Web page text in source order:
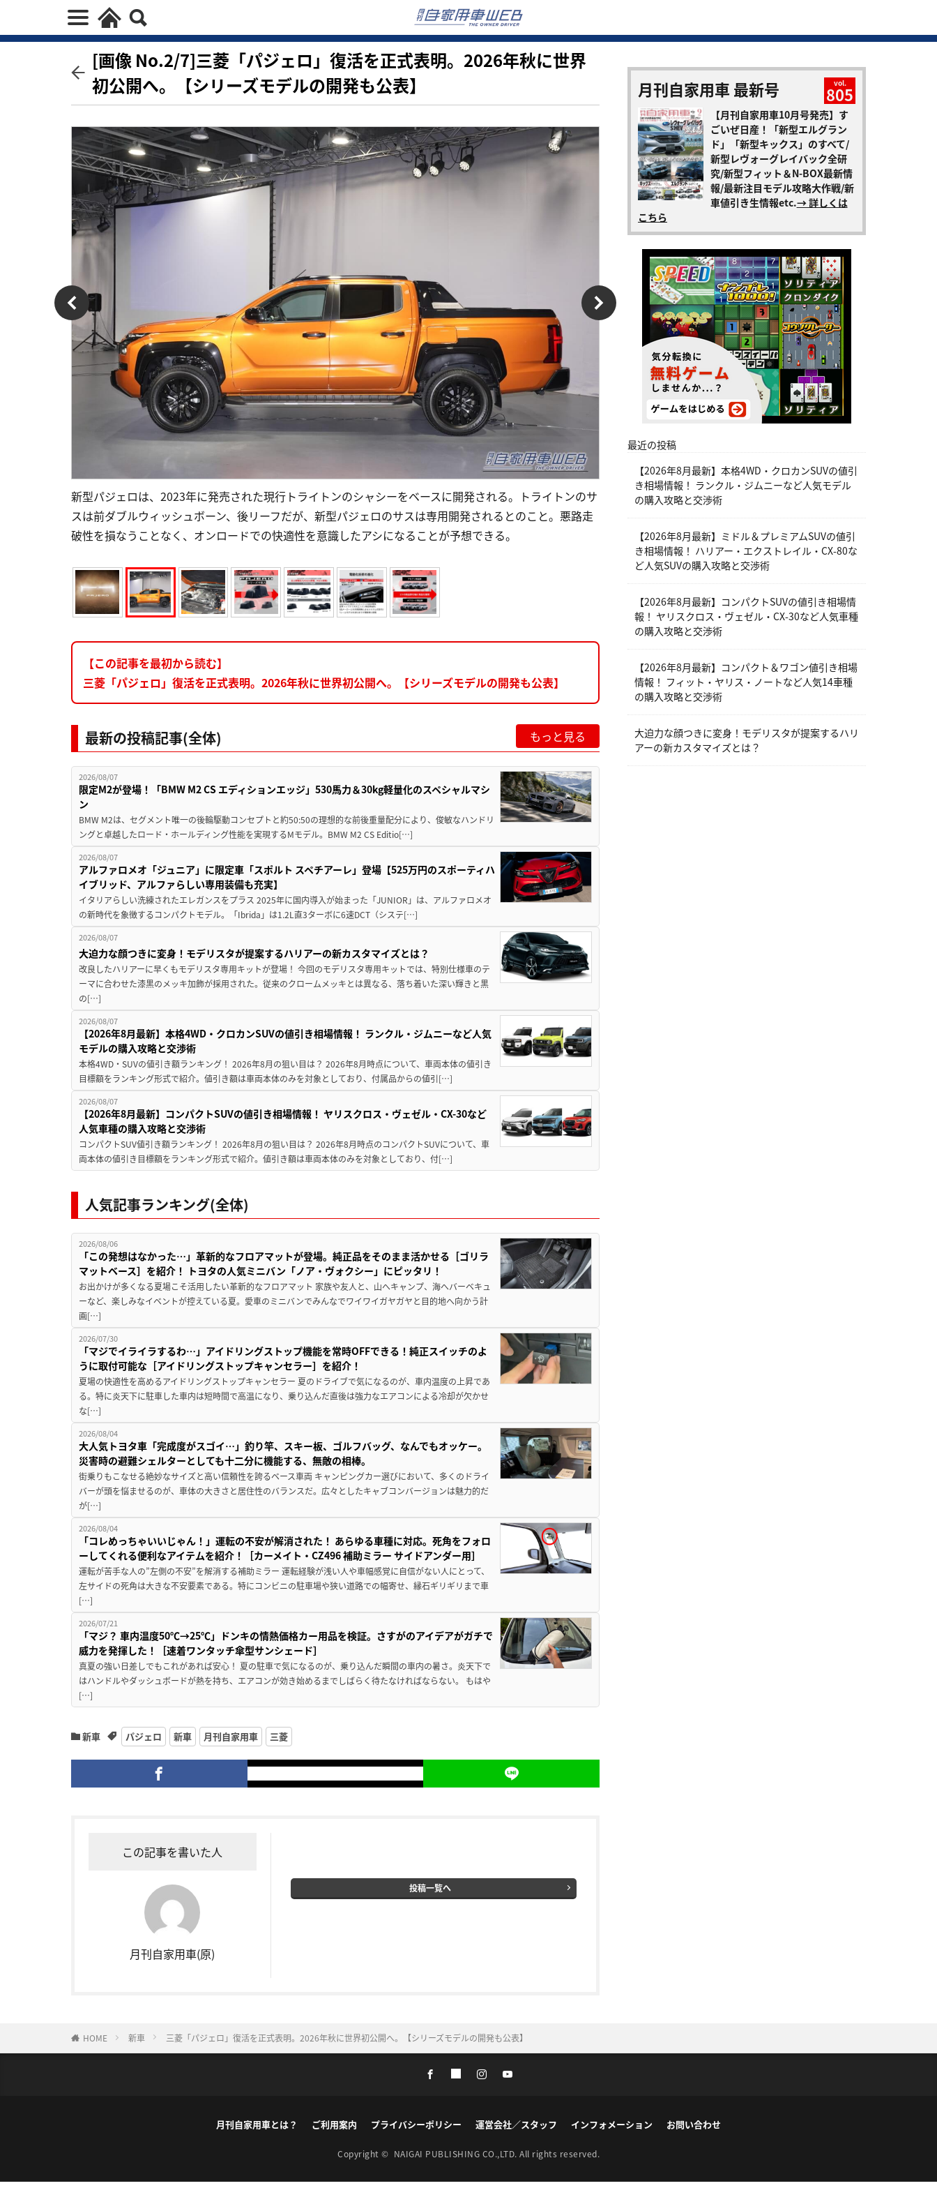
[画像 No.2/7]三菱「パジェロ」復活を正式表明。2026年秋に世界
初公開へ。【シリーズモデルの開発も公表】
新型パジェロは、2023年に発売された現行トライトンのシャシーをベースに開発される。トライトンのサ
スは前ダブルウィッシュボーン、後リーフだが、新型パジェロのサスは専用開発されるとのこと。悪路走
破性を損なうことなく、オンロードでの快適性を意識したアシになることが予想できる。
【この記事を最初から読む】
三菱「パジェロ」復活を正式表明。2026年秋に世界初公開へ。【シリーズモデルの開発も公表】
最新の投稿記事(全体) もっと見る
2026/08/07
限定M2が登場！「BMW M2 CS エディションエッジ」530馬力＆30kg軽量化のスペシャルマシ
ン
BMW M2は、セグメント唯一の後輪駆動コンセプトと約50:50の理想的な前後重量配分により、俊敏なハンドリ
ングと卓越したロード・ホールディング性能を実現するMモデル。BMW M2 CS Editio[…]
2026/08/07
アルファロメオ「ジュニア」に限定車「スポルト スペチアーレ」登場【525万円のスポーティハ
イブリッド、アルファらしい専用装備も充実】
イタリアらしい洗練されたエレガンスをプラス 2025年に国内導入が始まった「JUNIOR」は、アルファロメオ
の新時代を象徴するコンパクトモデル。「Ibrida」は1.2L直3ターボに6速DCT（システ[…]
2026/08/07
大迫力な顔つきに変身！モデリスタが提案するハリアーの新カスタマイズとは？
改良したハリアーに早くもモデリスタ専用キットが登場！ 今回のモデリスタ専用キットでは、特別仕様車のテ
ーマに合わせた漆黒のメッキ加飾が採用された。従来のクロームメッキとは異なる、落ち着いた深い輝きと黒
の[…]
2026/08/07
【2026年8月最新】本格4WD・クロカンSUVの値引き相場情報！ ランクル・ジムニーなど人気
モデルの購入攻略と交渉術
本格4WD・SUVの値引き額ランキング！ 2026年8月の狙い目は？ 2026年8月時点について、車両本体の値引き
目標額をランキング形式で紹介。値引き額は車両本体のみを対象としており、付属品からの値引[…]
2026/08/07
【2026年8月最新】コンパクトSUVの値引き相場情報！ ヤリスクロス・ヴェゼル・CX-30など
人気車種の購入攻略と交渉術
コンパクトSUV値引き額ランキング！ 2026年8月の狙い目は？ 2026年8月時点のコンパクトSUVについて、車
両本体の値引き目標額をランキング形式で紹介。値引き額は車両本体のみを対象としており、付[…]
人気記事ランキング(全体)
2026/08/06
「この発想はなかった…」革新的なフロアマットが登場。純正品をそのまま活かせる［ゴリラ
マットベース］を紹介！ トヨタの人気ミニバン「ノア・ヴォクシー」にピッタリ！
お出かけが多くなる夏場こそ活用したい革新的なフロアマット 家族や友人と、山へキャンプ、海へバーベキュ
ーなど、楽しみなイベントが控えている夏。愛車のミニバンでみんなでワイワイガヤガヤと目的地へ向かう計
画[…]
2026/07/30
「マジでイライラするわ…」アイドリングストップ機能を常時OFFできる！純正スイッチのよ
うに取付可能な［アイドリングストップキャンセラー］を紹介！
夏場の快適性を高めるアイドリングストップキャンセラー 夏のドライブで気になるのが、車内温度の上昇であ
る。特に炎天下に駐車した車内は短時間で高温になり、乗り込んだ直後は強力なエアコンによる冷却が欠かせ
な[…]
2026/08/04
大人気トヨタ車「完成度がスゴイ…」釣り竿、スキー板、ゴルフバッグ、なんでもオッケー。
災害時の避難シェルターとしても十二分に機能する、無敵の相棒。
街乗りもこなせる絶妙なサイズと高い信頼性を誇るベース車両 キャンピングカー選びにおいて、多くのドライ
バーが頭を悩ませるのが、車体の大きさと居住性のバランスだ。広々としたキャブコンバージョンは魅力的だ
が[…]
2026/08/04
「コレめっちゃいいじゃん！」運転の不安が解消された！ あらゆる車種に対応。死角をフォロ
ーしてくれる便利なアイテムを紹介！［カーメイト・CZ496 補助ミラー サイドアンダー用］
運転が苦手な人の”左側の不安”を解消する補助ミラー 運転経験が浅い人や車幅感覚に自信がない人にとって、
左サイドの死角は大きな不安要素である。特にコンビニの駐車場や狭い道路での幅寄せ、縁石ギリギリまで車
[…]
2026/07/21
「マジ？ 車内温度50℃→25℃」ドンキの情熱価格カー用品を検証。さすがのアイデアがガチで
威力を発揮した！［速着ワンタッチ傘型サンシェード］
真夏の強い日差しでもこれがあれば安心！ 夏の駐車で気になるのが、乗り込んだ瞬間の車内の暑さ。炎天下で
はハンドルやダッシュボードが熱を持ち、エアコンが効き始めるまでしばらく待たなければならない。 もはや
[…]
新車 パジェロ 新車 月刊自家用車 三菱
この記事を書いた人
月刊自家用車(原)
投稿一覧へ
月刊自家用車 最新号 vol.
805
【月刊自家用車10月号発売】す
ごいぜ日産！「新型エルグラン
ド」「新型キックス」のすべて/
新型レヴォーグレイバック全研
究/新型フィット＆N-BOX最新情
報/最新注目モデル攻略大作戦/新
車値引き生情報etc.→ 詳しくは
こちら
最近の投稿
【2026年8月最新】本格4WD・クロカンSUVの値引
き相場情報！ ランクル・ジムニーなど人気モデル
の購入攻略と交渉術
【2026年8月最新】ミドル＆プレミアムSUVの値引
き相場情報！ ハリアー・エクストレイル・CX-80な
ど人気SUVの購入攻略と交渉術
【2026年8月最新】コンパクトSUVの値引き相場情
報！ ヤリスクロス・ヴェゼル・CX-30など人気車種
の購入攻略と交渉術
【2026年8月最新】コンパクト＆ワゴン値引き相場
情報！ フィット・ヤリス・ノートなど人気14車種
の購入攻略と交渉術
大迫力な顔つきに変身！モデリスタが提案するハリ
アーの新カスタマイズとは？
HOME 新車 三菱「パジェロ」復活を正式表明。2026年秋に世界初公開へ。【シリーズモデルの開発も公表】
月刊自家用車とは？ ご利用案内 プライバシーポリシー 運営会社／スタッフ インフォメーション お問い合わせ
Copyright © NAIGAI PUBLISHING CO.,LTD. All rights reserved.